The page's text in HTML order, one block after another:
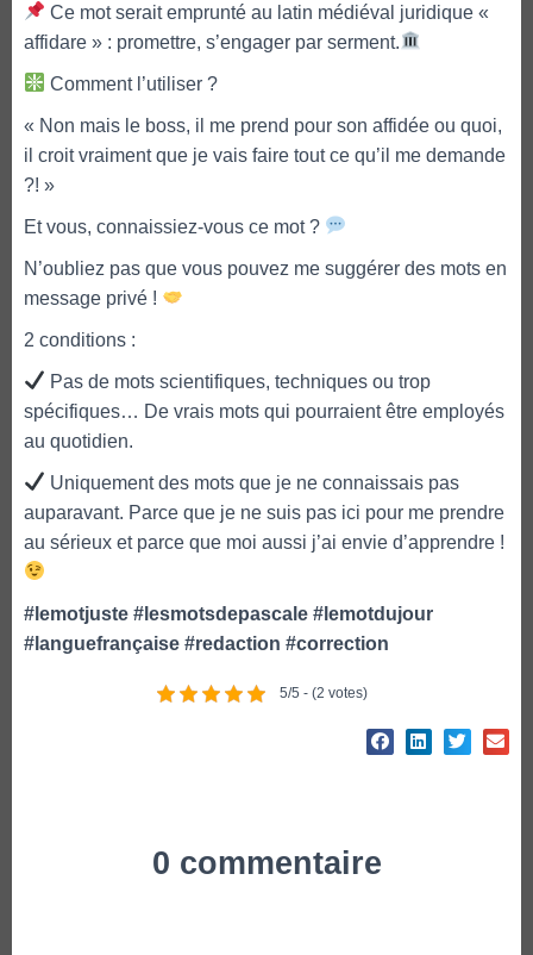
Ce mot serait emprunté au latin médiéval juridique «
affidare » : promettre, s’engager par serment.
Comment l’utiliser ?
« Non mais le boss, il me prend pour son affidée ou quoi,
il croit vraiment que je vais faire tout ce qu’il me demande
?! »
Et vous, connaissiez-vous ce mot ?
N’oubliez pas que vous pouvez me suggérer des mots en
message privé !
2 conditions :
Pas de mots scientifiques, techniques ou trop
spécifiques… De vrais mots qui pourraient être employés
au quotidien.
Uniquement des mots que je ne connaissais pas
auparavant. Parce que je ne suis pas ici pour me prendre
au sérieux et parce que moi aussi j’ai envie d’apprendre !
#lemotjuste #lesmotsdepascale #lemotdujour
#languefrançaise #redaction #correction
5/5 - (2 votes)
0 commentaire